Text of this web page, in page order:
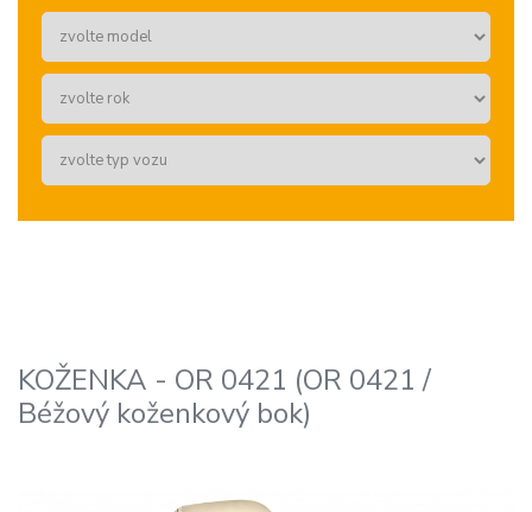
KOŽENKA - OR 0421 (OR 0421 /
Béžový koženkový bok)